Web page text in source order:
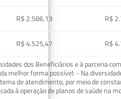
R$ 2.586,13
R$
R$ 4.525,47
R$
dos Beneficiários e à parceria
melhor forma possível: - Na
de atendimento, por meio de
à operação de planos de saúde na